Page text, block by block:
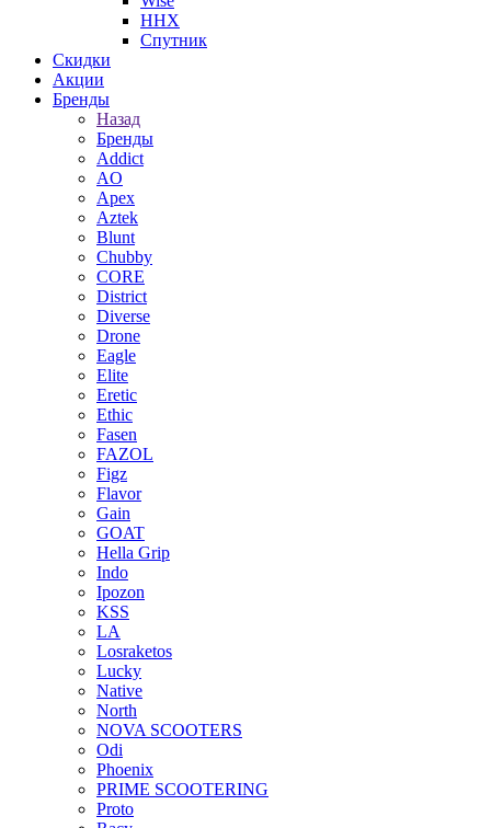
ННХ
Спутник
Скидки
Акции
Бренды
Назад
Бренды
Addict
AO
Apex
Aztek
Blunt
Chubby
CORE
District
Diverse
Drone
Eagle
Elite
Eretic
Ethic
Fasen
FAZOL
Figz
Flavor
Gain
GOAT
Hella Grip
Indo
Ipozon
KSS
LA
Losraketos
Lucky
Native
North
NOVA SCOOTERS
Odi
Phoenix
PRIME SCOOTERING
Proto